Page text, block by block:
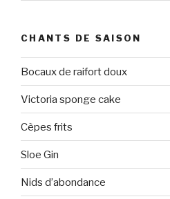
CHANTS DE SAISON
Bocaux de raifort doux
Victoria sponge cake
Cèpes frits
Sloe Gin
Nids d’abondance